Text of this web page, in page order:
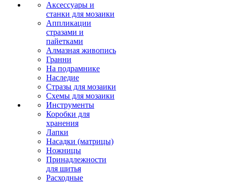
Аксессуары и
станки для мозаики
Аппликации
стразами и
пайетками
Алмазная живопись
Гранни
На подрамнике
Наследие
Стразы для мозаики
Схемы для мозаики
Инструменты
Коробки для
хранения
Лапки
Насадки (матрицы)
Ножницы
Принадлежности
для шитья
Расходные